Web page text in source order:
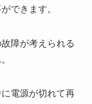
できます。
障が考えられる
電源が切れて再